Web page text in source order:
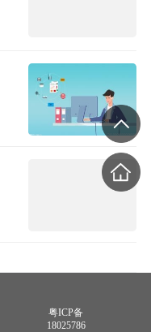
粤ICP备
18025786